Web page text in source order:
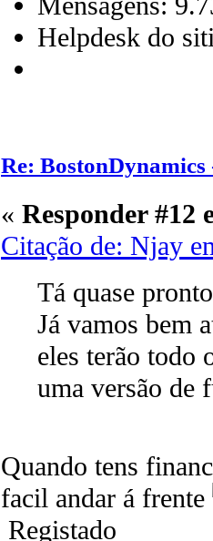
Helpdesk do
Re:
« Responder #12
Citação de: Njay
Tá quase
Já vamos bem
eles terão todo
uma versão de
Quando tens
facil andar á frente
Registado